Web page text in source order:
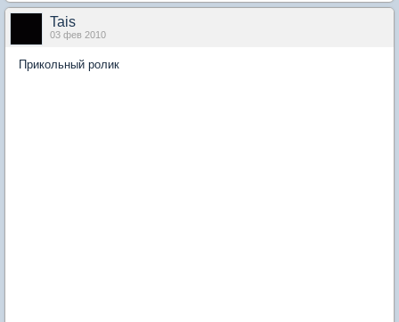
Tais
03 фев 2010
Прикольный ролик